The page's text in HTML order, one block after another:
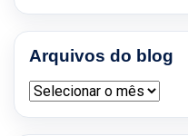
Arquivos do blog
Arquivos do blog